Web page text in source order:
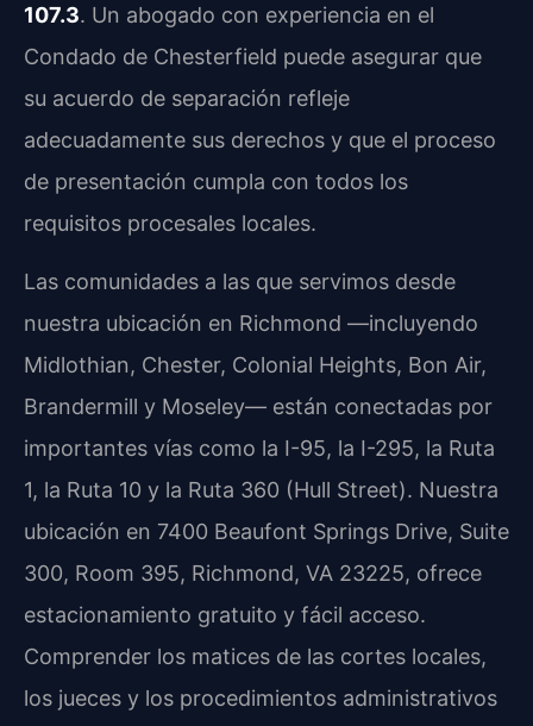
107.3. Un abogado con experiencia en el
Condado de Chesterfield puede asegurar que
su acuerdo de separación refleje
adecuadamente sus derechos y que el proceso
de presentación cumpla con todos los
requisitos procesales locales.
Las comunidades a las que servimos desde
nuestra ubicación en Richmond —incluyendo
Midlothian, Chester, Colonial Heights, Bon Air,
Brandermill y Moseley— están conectadas por
importantes vías como la I-95, la I-295, la Ruta
1, la Ruta 10 y la Ruta 360 (Hull Street). Nuestra
ubicación en 7400 Beaufont Springs Drive, Suite
300, Room 395, Richmond, VA 23225, ofrece
estacionamiento gratuito y fácil acceso.
Comprender los matices de las cortes locales,
los jueces y los procedimientos administrativos